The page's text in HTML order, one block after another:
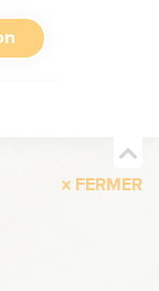
FERMER